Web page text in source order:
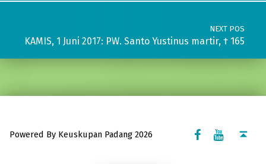
NEXT POS
KAMIS, 1 Juni 2017: PW. Santo Yustinus martir, † 165
Powered By Keuskupan Padang 2026